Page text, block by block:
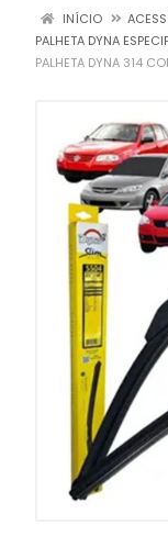
INÍCIO
PALHETA DYNA
PALHETA DYNA 314